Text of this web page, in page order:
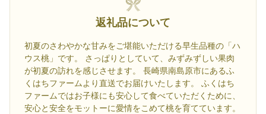
返礼品について
初夏のさわやかな甘みをご堪能いただける早生品種の「ハ
ウス桃」です。 さっぱりとしていて、みずみずしい果肉
が初夏の訪れを感じさせます。 長崎県南島原市にあるふ
くはちファームより直送でお届けいたします。 ふくはち
ファームではお子様にも安心して食べていただくために、
安心と安全をモットーに愛情をこめて桃を育てています。